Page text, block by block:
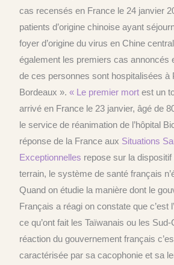
cas recensés en France le 24 janvier
patients d’origine chinoise ayant
foyer d’origine du virus en Chine
également les premiers cas annoncés
de ces personnes sont hospitalisées à
Bordeaux ».« Le premier mort est un
arrivé en France le 23 janvier, âgé de
le service de réanimation de l’hôpital
réponse de la France aux Situations
Exceptionnelles repose sur la
terrain, le système de santé français
Quand on étudie la manière dont le
Français a réagi on constate que c’est
ce qu’ont fait les Taïwanais ou les
réaction du gouvernement français
caractérisée par sa cacophonie et sa